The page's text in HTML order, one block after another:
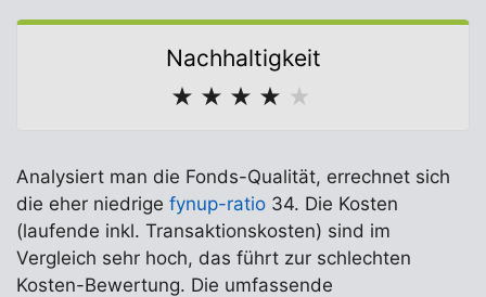
Nachhaltigkeit
★ ★ ★ ★ ★
Analysiert man die Fonds-Qualität, errechnet sich
die eher niedrige fynup-ratio 34. Die Kosten
(laufende inkl. Transaktionskosten) sind im
Vergleich sehr hoch, das führt zur schlechten
Kosten-Bewertung. Die umfassende